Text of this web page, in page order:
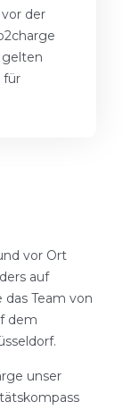
der
für
vor Ort
auf
das Team von
dem
unser